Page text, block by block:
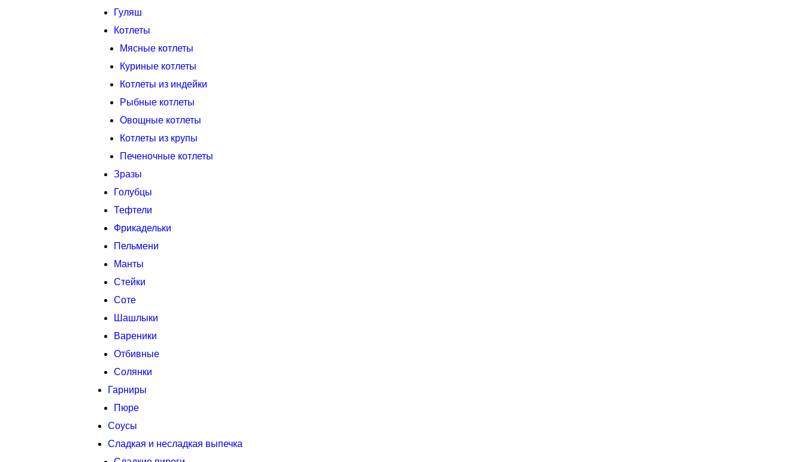
Гуляш
Котлеты
Мясные котлеты
Куриные котлеты
Котлеты из индейки
Рыбные котлеты
Овощные котлеты
Котлеты из крупы
Печеночные котлеты
Зразы
Голубцы
Тефтели
Фрикадельки
Пельмени
Манты
Стейки
Соте
Шашлыки
Вареники
Отбивные
Солянки
Гарниры
Пюре
Соусы
Сладкая и несладкая выпечка